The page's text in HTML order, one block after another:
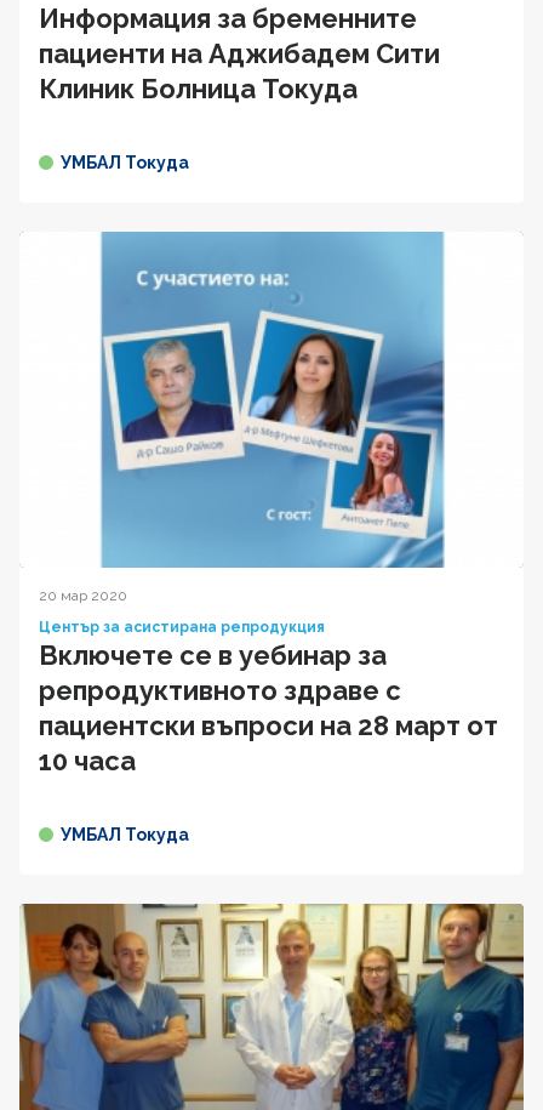
Информация за бременните
пациенти на Аджибадем Сити
Клиник Болница Токуда
УМБАЛ Токуда
20 мар 2020
Център за асистирана репродукция
Включете се в уебинар за
репродуктивното здраве с
пациентски въпроси на 28 март от
10 часа
УМБАЛ Токуда